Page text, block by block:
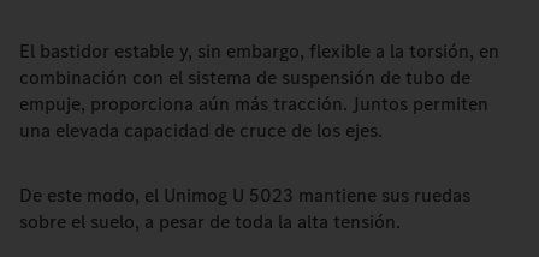
El bastidor estable y, sin embargo, flexible a la torsión, en
combinación con el sistema de suspensión de tubo de
empuje, proporciona aún más tracción. Juntos permiten
una elevada capacidad de cruce de los ejes.
De este modo, el Unimog U 5023 mantiene sus ruedas
sobre el suelo, a pesar de toda la alta tensión.